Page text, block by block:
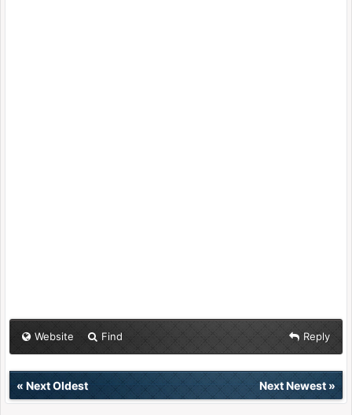
Website Find Reply
« Next Oldest Next Newest»